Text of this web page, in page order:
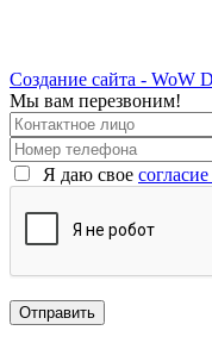
Создание сайта - WoW
Мы вам перезвоним!
Я даю свое